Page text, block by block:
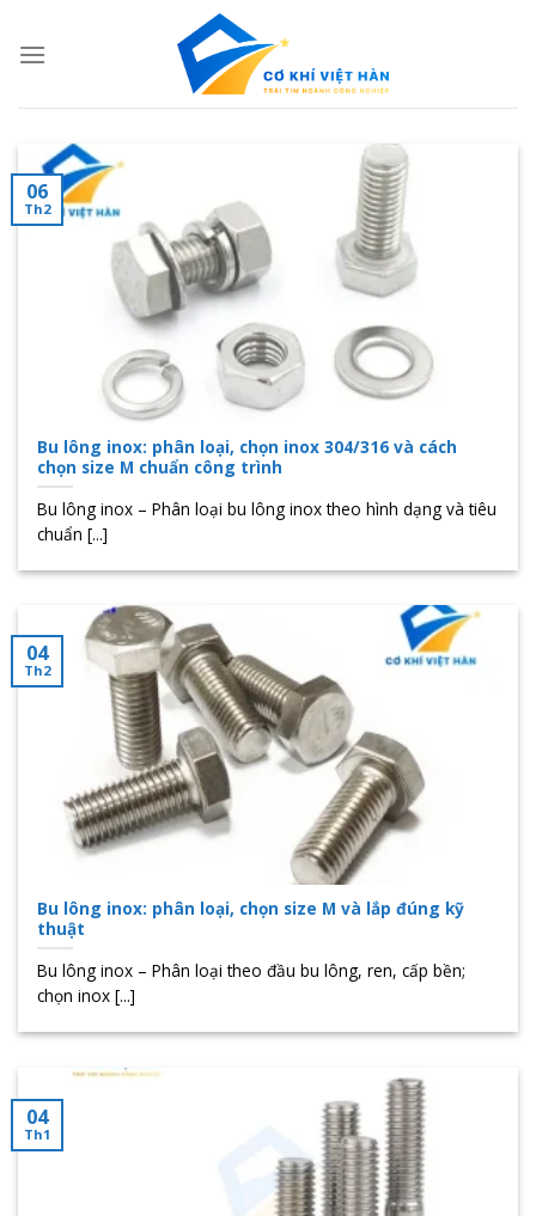
Bu lông inox: phân loại, chọn inox 304/316 và cách
chọn size M chuẩn công trình
Bu lông inox – Phân loại bu lông inox theo hình dạng và tiêu
chuẩn [...]
06
Th2
Bu lông inox: phân loại, chọn size M và lắp đúng kỹ
thuật
Bu lông inox – Phân loại theo đầu bu lông, ren, cấp bền;
chọn inox [...]
04
Th2
04
Th1